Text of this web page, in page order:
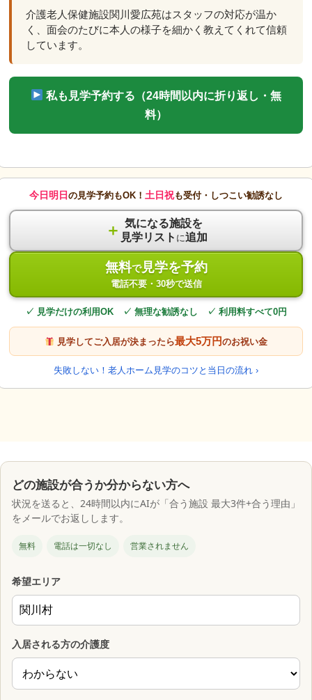
介護老人保健施設関川愛広苑はスタッフの対応が温か
く、面会のたびに本人の様子を細かく教えてくれて信頼
しています。
私も見学予約する（24時間以内に折り返し・無
料）
今日明日 の見学予約もOK！ 土日祝も受付・しつこい勧誘なし
＋ 気になる施設を
見学リスト に追加
無料で見学を予約
電話不要・30秒で送信
✓ 見学だけの利用OK ✓ 無理な勧誘なし ✓ 利用料すべて0円
見学してご入居が決まったら最大5万円のお祝い金
失敗しない！老人ホーム見学のコツと当日の流れ ›
どの施設が合うか分からない方へ
状況を送ると、24時間以内にAIが「合う施設 最大3件+合う理由」
をメールでお返しします。
無料 電話は一切なし 営業されません
希望エリア
入居される方の介護度